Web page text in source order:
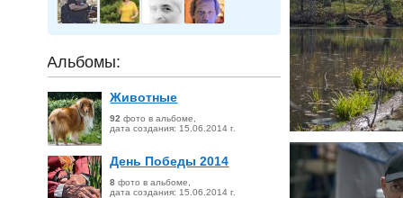
Альбомы:
Животные
92 фото в альбоме,
дата создания: 15.06.2014 г.
День Победы 2014
8 фото в альбоме,
дата создания: 15.06.2014 г.